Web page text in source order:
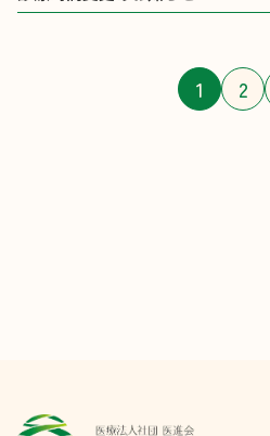
1 2